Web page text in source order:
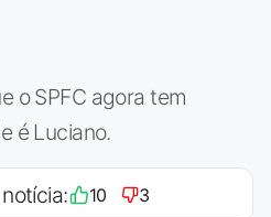
o SPFC agora tem
é Luciano.
10 3